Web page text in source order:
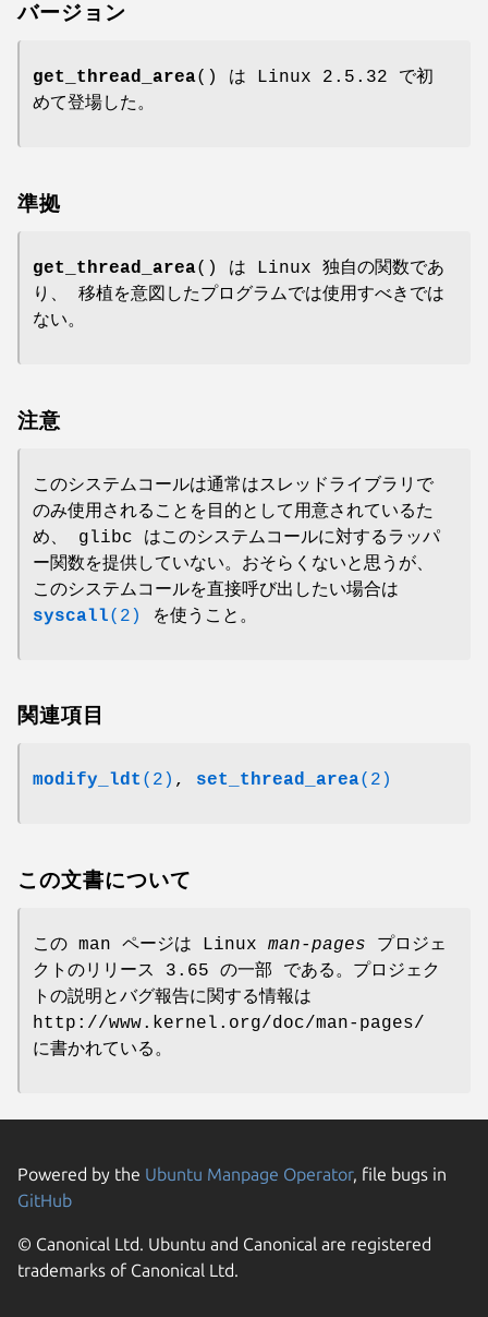
バージョン
get_thread_area() は Linux 2.5.32 で初
めて登場した。
準拠
get_thread_area() は Linux 独自の関数であ
り、 移植を意図したプログラムでは使用すべきでは
ない。
注意
このシステムコールは通常はスレッドライブラリで
のみ使用されることを目的として用意されているた
め、 glibc はこのシステムコールに対するラッパ
ー関数を提供していない。おそらくないと思うが、
このシステムコールを直接呼び出したい場合は
syscall(2) を使うこと。
関連項目
modify_ldt (2) , set_thread_area(2)
この文書について
この man ページは Linux man-pages プロジェ
クトのリリース 3.65 の一部 である。プロジェク
トの説明とバグ報告に関する情報は
http://www.kernel.org/doc/man-pages/
に書かれている。
Powered by the Ubuntu Manpage Operator, file bugs in
GitHub
© Canonical Ltd. Ubuntu and Canonical are registered
trademarks of Canonical Ltd.